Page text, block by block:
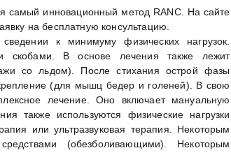
самый инновационный метод RANC. На сайте
на бесплатную консультацию.
к минимуму физических нагрузок.
скобами. В основе лечения также лежит
со льдом). После стихания острой фазы
(для мышц бедер и голеней). В свою
лечение. Оно включает мануальную
также используются физические нагрузки
или ультразвуковая терапия. Некоторым
(обезболивающими). Некоторым